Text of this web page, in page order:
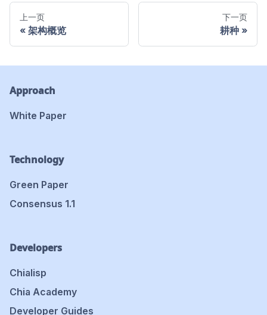
上一页
架构概览
下一页
耕种
Approach
White Paper
Technology
Green Paper
Consensus 1.1
Developers
Chialisp
Chia Academy
Developer Guides